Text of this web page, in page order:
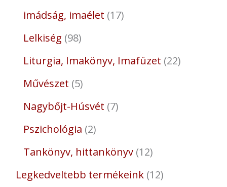
imádság, imaélet 17
Lelkiség 98
Liturgia, Imakönyv, Imafüzet 22
Művészet 5
Nagybőjt-Húsvét 7
Pszichológia 2
Tankönyv, hittankönyv 12
Legkedveltebb termékeink 12